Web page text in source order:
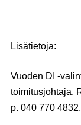
Lisätietoja:
Vuoden DI -
toimitusjohtaja,
p. 040 770 4832,